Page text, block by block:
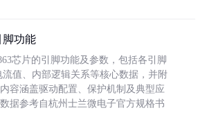
脚功能
芯片的引脚功能及参数，包括各引脚
值、内部逻辑关系等核心数据，并附
容涵盖驱动配置、保护机制及典型应
据参考自杭州士兰微电子官方规格书